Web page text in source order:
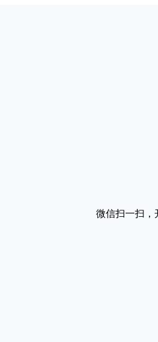
微信扫一扫，